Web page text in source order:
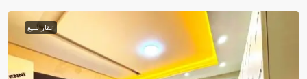
عقار للبيع